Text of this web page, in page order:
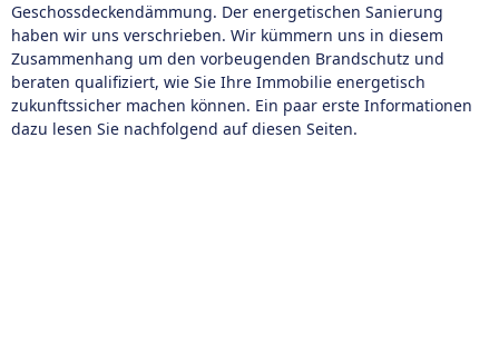
Geschossdeckendämmung. Der energetischen Sanierung
haben wir uns verschrieben. Wir kümmern uns in diesem
Zusammenhang um den vorbeugenden Brandschutz und
beraten qualifiziert, wie Sie Ihre Immobilie energetisch
zukunftssicher machen können. Ein paar erste Informationen
dazu lesen Sie nachfolgend auf diesen Seiten.